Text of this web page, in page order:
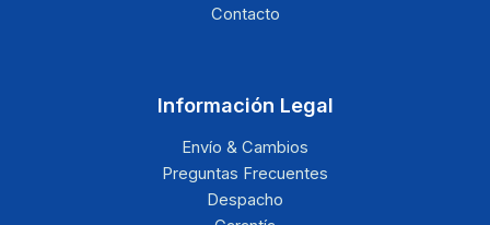
Contacto
Información Legal
Envío & Cambios
Preguntas Frecuentes
Despacho